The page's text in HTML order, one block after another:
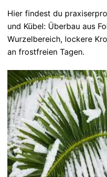
Hier findest du
und Kübel: Überbau aus
Wurzelbereich, lockere
an frostfreien Tagen.